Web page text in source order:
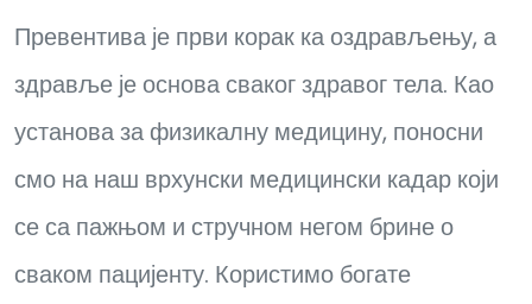
Превентива је први корак ка оздрављењу, а
здравље је основа сваког здравог тела. Као
установа за физикалну медицину, поносни
смо на наш врхунски медицински кадар који
се са пажњом и стручном негом брине о
сваком пацијенту. Користимо богате